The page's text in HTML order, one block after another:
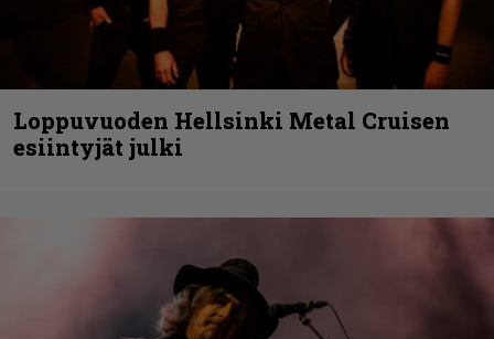
Loppuvuoden Hellsinki Metal Cruisen
esiintyjät julki